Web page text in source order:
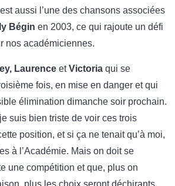
est aussi l’une des chansons associées
Bégin en 2003, ce qui rajoute un défi
nos académiciennes.
Laurence etVictoria qui se
fois, en mise en danger et qui
élimination dimanche soir prochain.
suis bien triste de voir ces trois
position, et si ça ne tenait qu’à moi,
à l’Académie. Mais on doit se
une compétition et que, plus on
plus les choix seront déchirants.